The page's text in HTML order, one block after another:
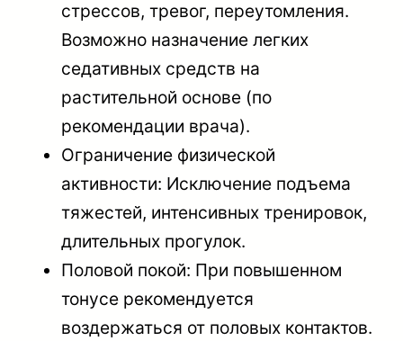
стрессов, тревог, переутомления.
Возможно назначение легких
седативных средств на
растительной основе (по
рекомендации врача).
Ограничение физической
активности: Исключение подъема
тяжестей, интенсивных тренировок,
длительных прогулок.
Половой покой: При повышенном
тонусе рекомендуется
воздержаться от половых контактов.